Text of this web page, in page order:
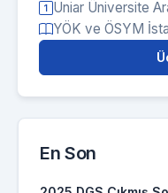
Uniar Üniversite
YÖK ve ÖSYM
En Son